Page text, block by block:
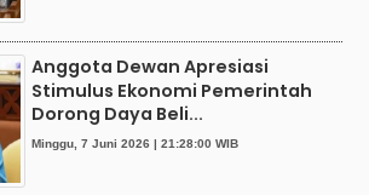
Anggota Dewan Apresiasi
Stimulus Ekonomi Pemerintah
Dorong Daya Beli...
Minggu, 7 Juni 2026 | 21:28:00 WIB